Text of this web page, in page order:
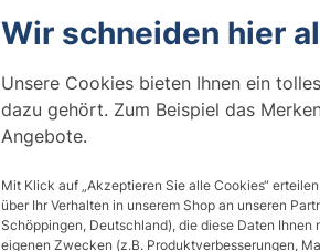
Wir schneiden hier
Unsere Cookies bieten Ihnen ein
dazu gehört. Zum Beispiel das
Angebote.
Mit Klick auf „Akzeptieren Sie alle Cookies“
über Ihr Verhalten in unserem Shop an unseren
Schöppingen, Deutschland), die diese Daten
eigenen Zwecken (z.B. Produktverbesserungen,